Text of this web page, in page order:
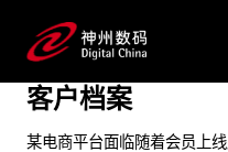
客户档案
某电商平台面临随着会员